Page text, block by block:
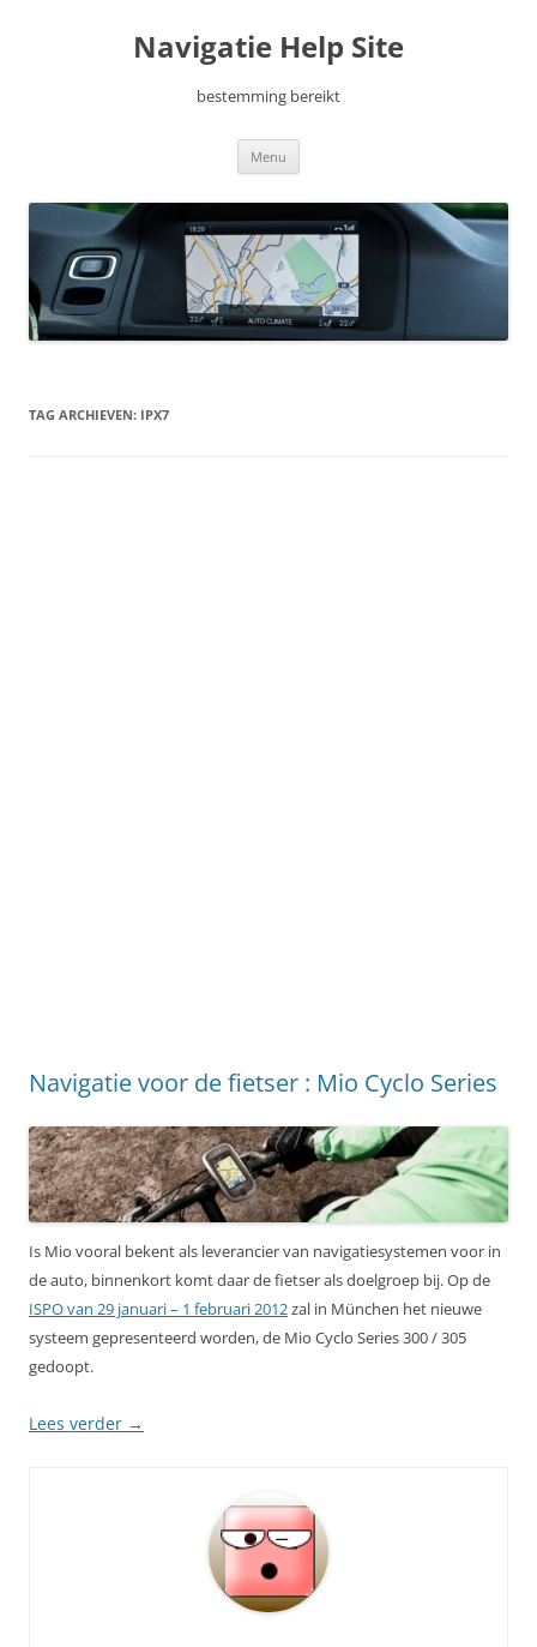
Navigatie Help Site
bestemming bereikt
Menu
TAG ARCHIEVEN: IPX7
Navigatie voor de fietser : Mio Cyclo Series
Is Mio vooral bekent als leverancier van navigatiesystemen voor in
de auto, binnenkort komt daar de fietser als doelgroep bij. Op de
ISPO van 29 januari – 1 februari 2012zal in München het nieuwe
systeem gepresenteerd worden, de Mio Cyclo Series 300 / 305
gedoopt.
Lees verder →